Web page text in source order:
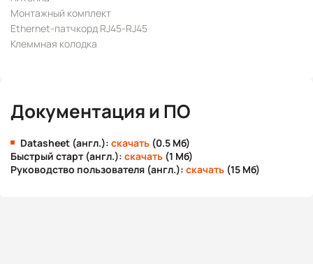
Монтажный комплект
Ethernet-патчкорд RJ45-RJ45
Клеммная колодка
Документация и ПО
Datasheet (англ.): скачать (0.5 Мб)
Быстрый старт (англ.): скачать (1 Мб)
Руководство пользователя (англ.): скачать (15 Мб)